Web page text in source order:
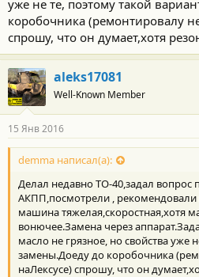
уже не те, поэтому такой
коробочника (ремонтировалу
спрошу, что он думает,хотя
aleks17081
Well-Known Member
15 Янв 2016
demma написал(а):
Делал недавно ТО-40,задал вопрос
АКПП,посмотрели ,
машина тяжелая,скоростная,хотя
вонючее.Замена через
масло не грязное, но свойства уже
замены.Доеду до коробочника
наЛексусе) спрошу, что он